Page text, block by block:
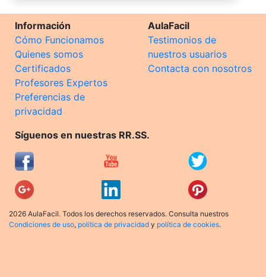
Información
Cómo Funcionamos
Quienes somos
Certificados
Profesores Expertos
Preferencias de
privacidad
AulaFacil
Testimonios de
nuestros usuarios
Contacta con nosotros
Síguenos en nuestras RR.SS.
2026 AulaFacil. Todos los derechos reservados. Consulta nuestros
Condiciones de uso, política de privacidad y política de cookies.